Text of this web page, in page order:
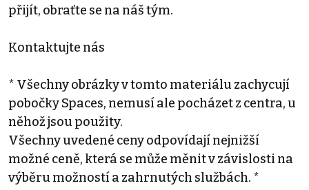
přijít, obraťte se na náš tým.
Kontaktujte nás
* Všechny obrázky v tomto materiálu zachycují
pobočky Spaces, nemusí ale pocházet z centra, u
něhož jsou použity.
Všechny uvedené ceny odpovídají nejnižší
možné ceně, která se může měnit v závislosti na
výběru možností a zahrnutých službách. *